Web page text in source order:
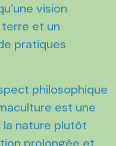
vision
et un
pratiques
philosophique
est une
la nature plutôt